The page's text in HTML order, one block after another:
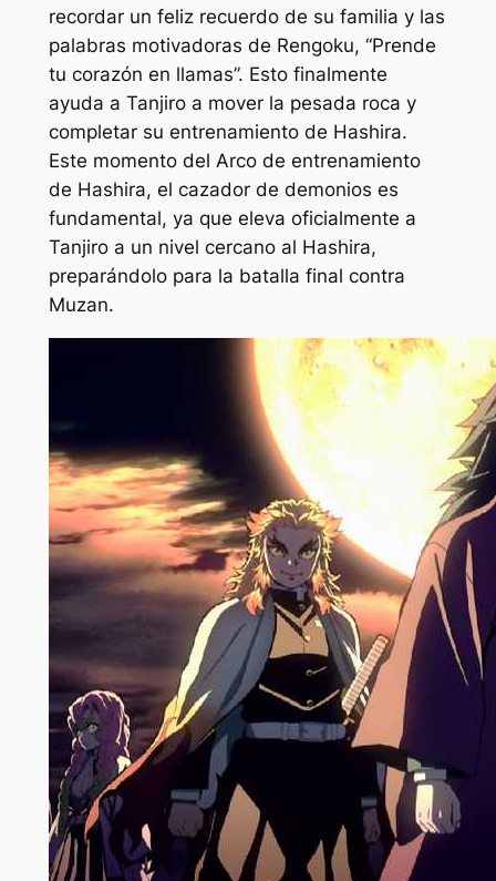
recordar un feliz recuerdo de su familia y las
palabras motivadoras de Rengoku, “Prende
tu corazón en llamas”. Esto finalmente
ayuda a Tanjiro a mover la pesada roca y
completar su entrenamiento de Hashira.
Este momento del Arco de entrenamiento
de Hashira, el cazador de demonios es
fundamental, ya que eleva oficialmente a
Tanjiro a un nivel cercano al Hashira,
preparándolo para la batalla final contra
Muzan.